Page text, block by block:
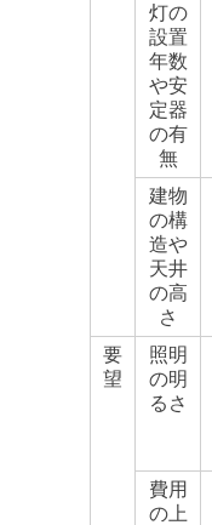
灯の
設置
年数
や安
定器
の有
無
建物
の構
造や
天井
の高
さ
要
望
照明
の明
るさ
費用
の上